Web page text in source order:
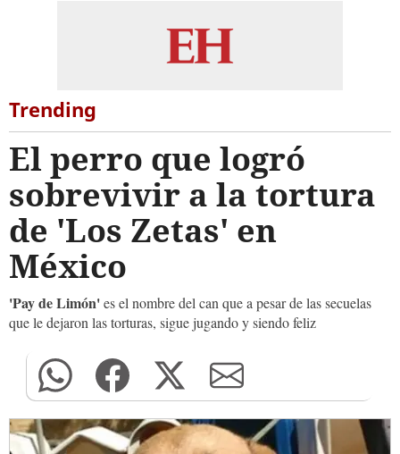
Trending
El perro que logró
sobrevivir a la tortura
de 'Los Zetas' en
México
'Pay de Limón'es el nombre del can que a pesar de las secuelas
que le dejaron las torturas, sigue jugando y siendo feliz